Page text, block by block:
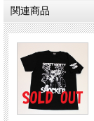
関連商品